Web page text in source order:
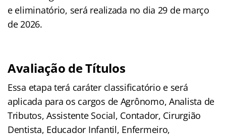
e eliminatório, será realizada no dia 29 de março
de 2026.
Avaliação de Títulos
Essa etapa terá caráter classificatório e será
aplicada para os cargos de Agrônomo, Analista de
Tributos, Assistente Social, Contador, Cirurgião
Dentista, Educador Infantil, Enfermeiro,